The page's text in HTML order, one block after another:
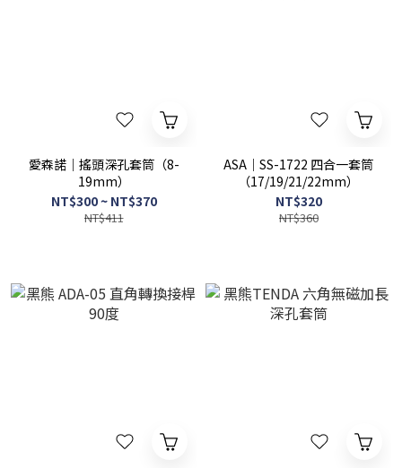
愛森諾｜搖頭深孔套筒（8-
19mm）
NT$300 ~ NT$370
NT$411
ASA｜SS-1722 四合一套筒
（17/19/21/22mm）
NT$320
NT$360